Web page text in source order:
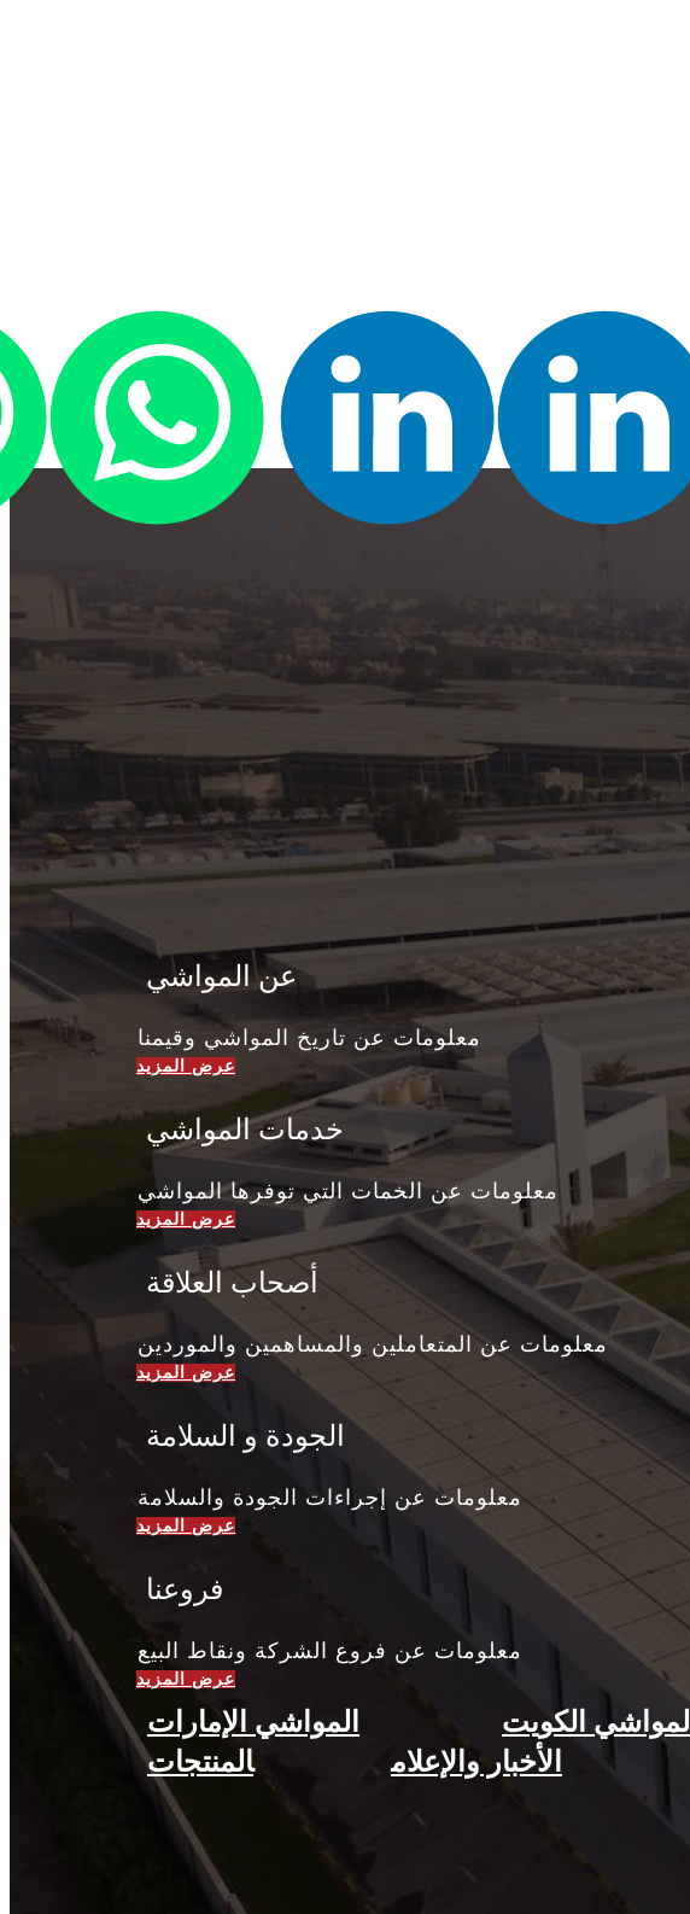
عن المواشي
​خدمات المواشي
أصحاب العلاقة
معلومات عن المتعاملين والمساهمين والموردين
الجودة و السلامة
​معلومات عن إجراءات الجودة والسلامة
فروعنا
معلومات عن فروع الشركة ونقاط البيع
المواشي الكويت
المواشي الإمارات
الأخبار والإعلام​